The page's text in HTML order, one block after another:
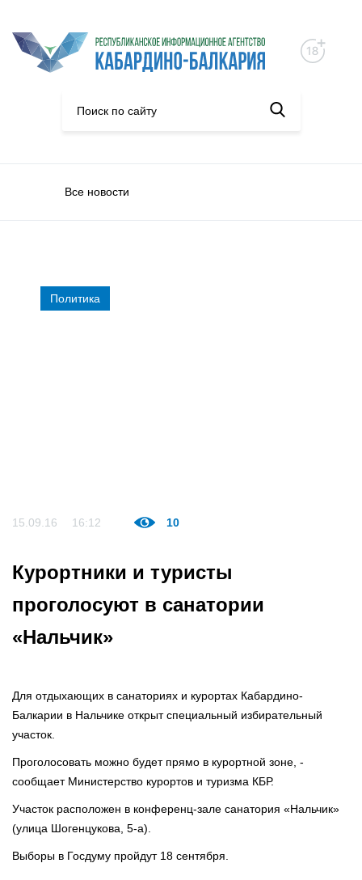
Все новости
Политика
15.09.16 16:12 10
Курортники и туристы
проголосуют в санатории
«Нальчик»
Для отдыхающих в санаториях и курортах Кабардино-
Балкарии в Нальчике открыт специальный избирательный
участок.
Проголосовать можно будет прямо в курортной зоне, -
сообщает Министерство курортов и туризма КБР.
Участок расположен в конференц-зале санатория «Нальчик»
(улица Шогенцукова, 5-а).
Выборы в Госдуму пройдут 18 сентября.